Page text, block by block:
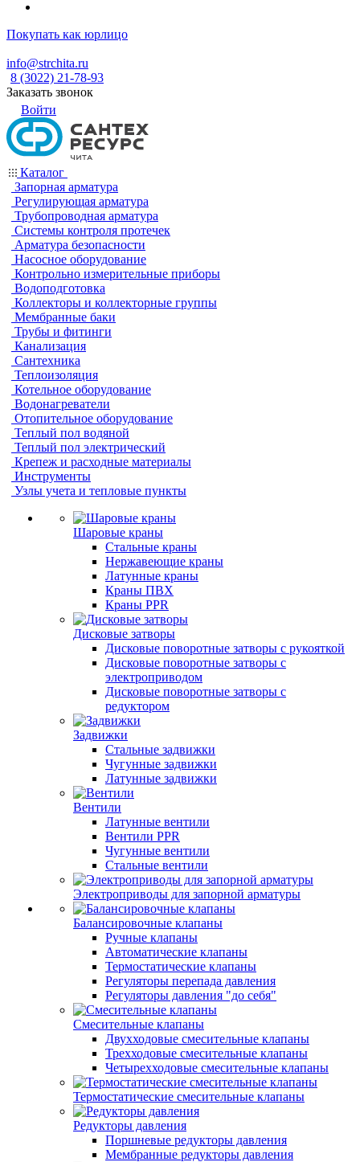
Покупать как юрлицо
info@strchita.ru
8 (3022) 21-78-93
Заказать звонок
Войти
Каталог
Запорная арматура
Регулирующая арматура
Трубопроводная арматура
Системы контроля протечек
Арматура безопасности
Насосное оборудование
Контрольно измерительные приборы
Водоподготовка
Коллекторы и коллекторные группы
Мембранные баки
Трубы и фитинги
Канализация
Сантехника
Теплоизоляция
Котельное оборудование
Водонагреватели
Отопительное оборудование
Теплый пол водяной
Теплый пол электрический
Крепеж и расходные материалы
Инструменты
Узлы учета и тепловые пункты
Шаровые краны
Стальные краны
Нержавеющие краны
Латунные краны
Краны ПВХ
Краны PPR
Дисковые затворы
Дисковые поворотные затворы с рукояткой
Дисковые поворотные затворы с
электроприводом
Дисковые поворотные затворы с
редуктором
Задвижки
Стальные задвижки
Чугунные задвижки
Латунные задвижки
Вентили
Латунные вентили
Вентили PPR
Чугунные вентили
Стальные вентили
Электроприводы для запорной арматуры
Балансировочные клапаны
Ручные клапаны
Автоматические клапаны
Термостатические клапаны
Регуляторы перепада давления
Регуляторы давления "до себя"
Смесительные клапаны
Двухходовые смесительные клапаны
Трехходовые смесительные клапаны
Четырехходовые смесительные клапаны
Термостатические смесительные клапаны
Редукторы давления
Поршневые редукторы давления
Мембранные редукторы давления